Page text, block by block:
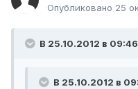
Опубликовано 25
В 25.10.2012 в
В 25.10.2012 в